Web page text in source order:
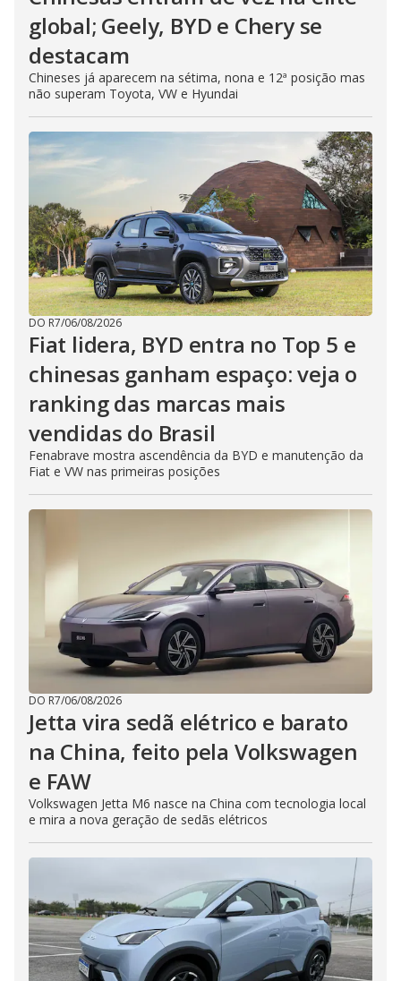
global; Geely, BYD e Chery se
destacam
Chineses já aparecem na sétima, nona e 12ª posição mas
não superam Toyota, VW e Hyundai
DO R7/06/08/2026
Fiat lidera, BYD entra no Top 5 e
chinesas ganham espaço: veja o
ranking das marcas mais
vendidas do Brasil
Fenabrave mostra ascendência da BYD e manutenção da
Fiat e VW nas primeiras posições
DO R7/06/08/2026
Jetta vira sedã elétrico e barato
na China, feito pela Volkswagen
e FAW
Volkswagen Jetta M6 nasce na China com tecnologia local
e mira a nova geração de sedãs elétricos